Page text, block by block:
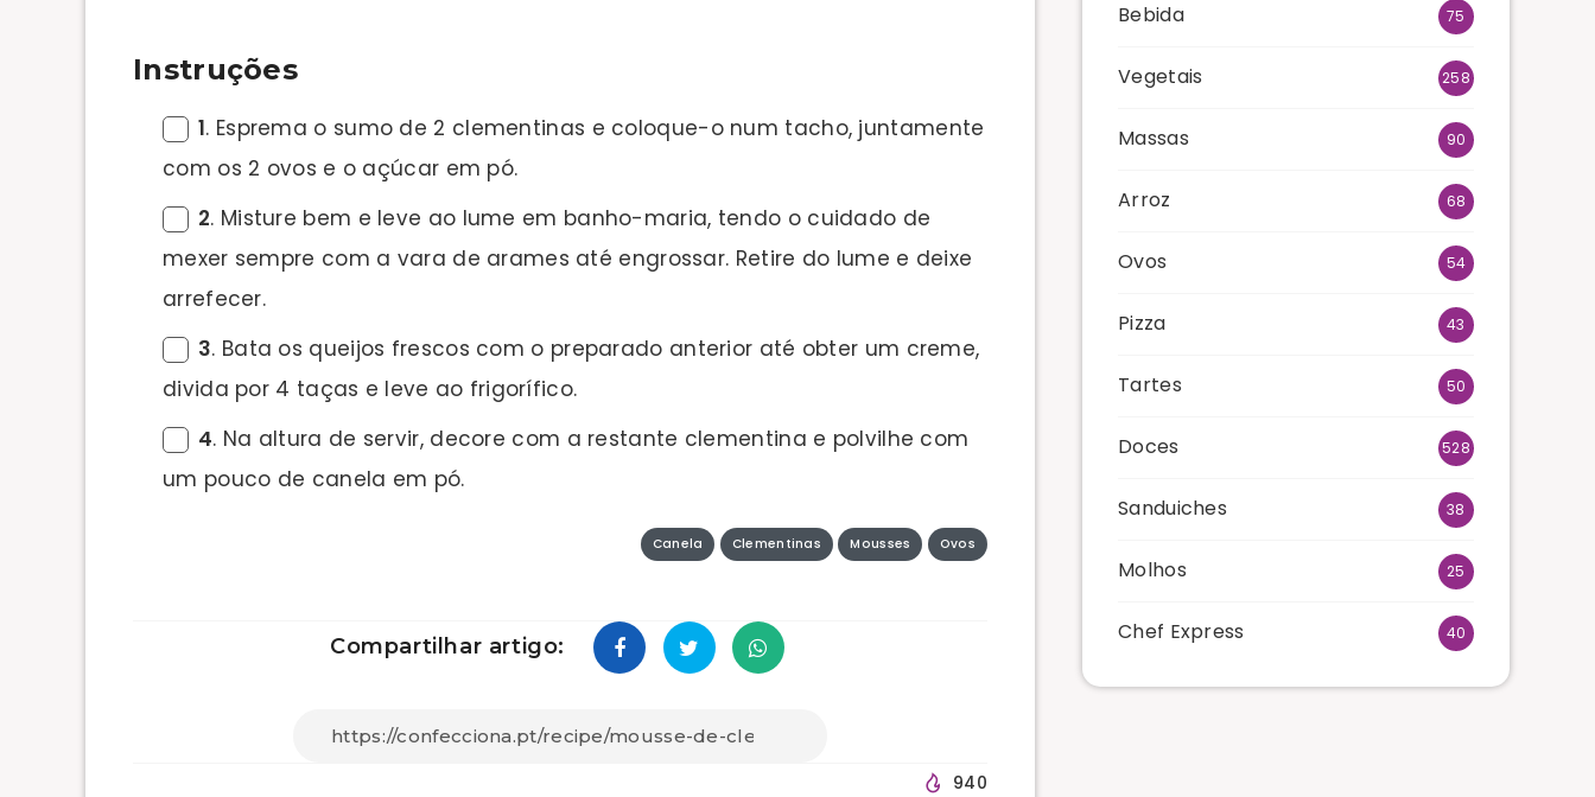
Instruções
1. Esprema o sumo de 2 clementinas e coloque-o num tacho, juntamente
com os 2 ovos e o açúcar em pó.
2. Misture bem e leve ao lume em banho-maria, tendo o cuidado de
mexer sempre com a vara de arames até engrossar. Retire do lume e deixe
arrefecer.
3. Bata os queijos frescos com o preparado anterior até obter um creme,
divida por 4 taças e leve ao frigorífico.
4. Na altura de servir, decore com a restante clementina e polvilhe com
um pouco de canela em pó.
Canela Clementinas Mousses Ovos
Compartilhar artigo:
940
Bebida 75
Vegetais 258
Massas 90
Arroz 68
Ovos 54
Pizza 43
Tartes 50
Doces 528
Sanduiches 38
Molhos 25
Chef Express 40